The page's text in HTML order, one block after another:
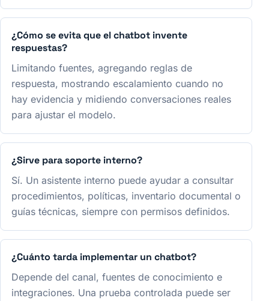
¿Cómo se evita que el chatbot invente
respuestas?
Limitando fuentes, agregando reglas de
respuesta, mostrando escalamiento cuando no
hay evidencia y midiendo conversaciones reales
para ajustar el modelo.
¿Sirve para soporte interno?
Sí. Un asistente interno puede ayudar a consultar
procedimientos, políticas, inventario documental o
guías técnicas, siempre con permisos definidos.
¿Cuánto tarda implementar un chatbot?
Depende del canal, fuentes de conocimiento e
integraciones. Una prueba controlada puede ser